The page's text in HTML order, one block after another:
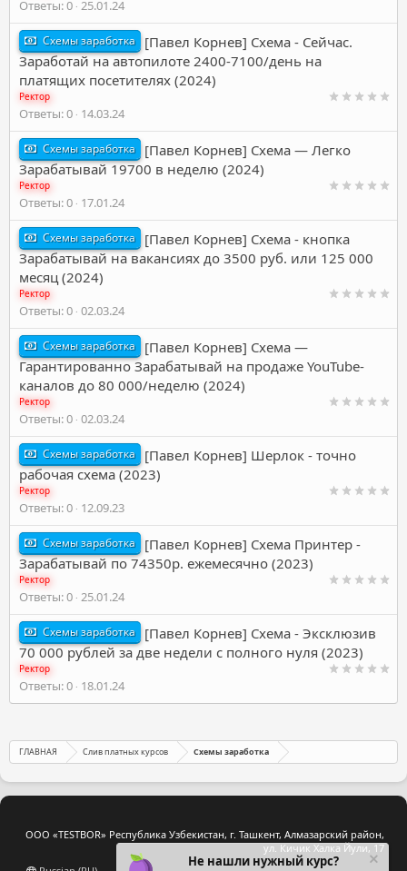
Ответы 0 25.01.24
Схемы заработка
[Павел Корнев] Схема - Сейчас.
Заработай на автопилоте 2400-7100/день на
платящих посетителях (2024)
Ректор
Ответы 0 14.03.24
Схемы заработка
[Павел Корнев] Схема — Легко
Зарабатывай 19700 в неделю (2024)
Ректор
Ответы 0 17.01.24
Схемы заработка
[Павел Корнев] Схема - кнопка
Зарабатывай на вакансиях до 3500 руб. или 125 000
месяц (2024)
Ректор
Ответы 0 02.03.24
Схемы заработка
[Павел Корнев] Схема —
Гарантированно Зарабатывай на продаже YouTube-
каналов до 80 000/неделю (2024)
Ректор
Ответы 0 02.03.24
Схемы заработка
[Павел Корнев] Шерлок - точно
рабочая схема (2023)
Ректор
Ответы 0 12.09.23
Схемы заработка
[Павел Корнев] Схема Принтер -
Зарабатывай по 74350р. ежемесячно (2023)
Ректор
Ответы 0 25.01.24
Схемы заработка
[Павел Корнев] Схема - Эксклюзив
70 000 рублей за две недели с полного нуля (2023)
Ректор
Ответы 0 18.01.24
ГЛАВНАЯ Слив платных курсов Схемы заработка
ООО «TESTBOR» Республика Узбекистан, г. Ташкент, Алмазарский район,
ул. Кичик Халка Йули, 17
Не нашли нужный курс?